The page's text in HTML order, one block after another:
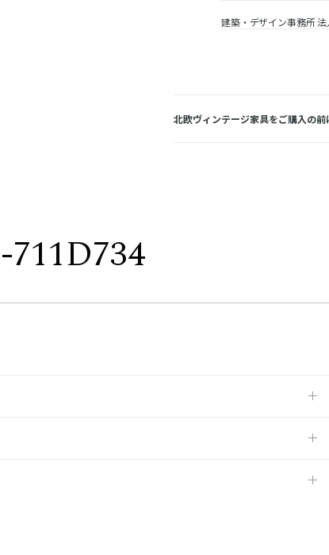
建築・デザイン事務所
北欧ヴィンテージ家具をご購入の